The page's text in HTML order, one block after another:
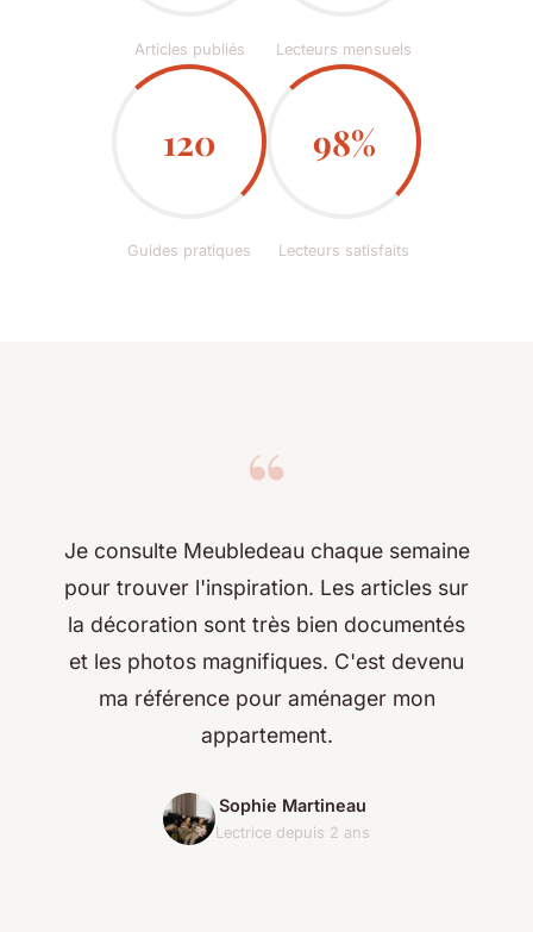
Articles publiés Lecteurs mensuels
120
Guides pratiques
98%
Lecteurs satisfaits
“
Je consulte Meubledeau chaque semaine
pour trouver l'inspiration. Les articles sur
la décoration sont très bien documentés
et les photos magnifiques. C'est devenu
ma référence pour aménager mon
appartement.
Sophie Martineau
Lectrice depuis 2 ans